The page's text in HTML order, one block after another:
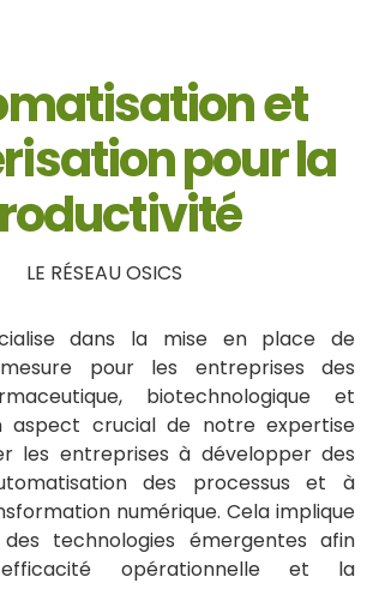
et
pour la
LE RÉSEAU OSICS
dans la mise en place de
pour les entreprises des
biotechnologique et
aspect crucial de notre expertise
les entreprises à développer des
des processus et à
numérique. Cela implique
technologies émergentes afin
opérationnelle et la